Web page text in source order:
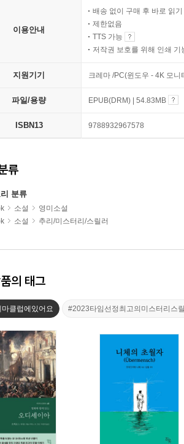
이용안내
배송 없이 구매 후 바로 읽기
제한없음
TTS 가능
저작권 보호를 위해 인쇄 기
지원기기 크레마 /PC(윈도우 - 4K 모
파일/용량 EPUB(DRM) | 54.83MB
ISBN13 9788932967578
류
분류
소설
영미소설
소설 추리/미스터리/스릴러
의 태그
클럽에있어요 #2023타임선정최고의미스터리스